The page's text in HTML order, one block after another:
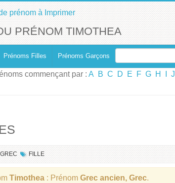
prénom à Imprimer
PRÉNOM TIMOTHEA
Prénoms Filles Prénoms Garçons
commençant par : A B C D E F G H J
GREC FILLE
Timothea : Prénom Grec ancien, Grec.